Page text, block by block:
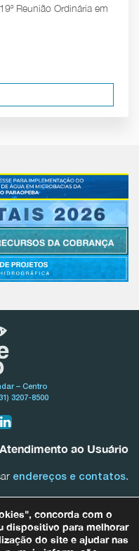
Reunião Ordinária em
– Centro
3207-8500
Atendimento ao Usuário
endereços e contatos.
0800.031.1607
concorda com o
dispositivo para melhorar
do site e ajudar nas